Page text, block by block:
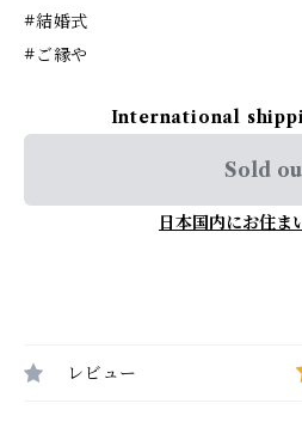
#結婚式
#ご縁や
International
Sold
日本国内にお住ま
レビュー